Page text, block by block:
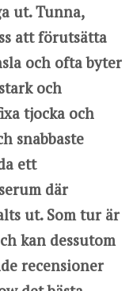
ut. Tunna,
att förutsätta
och ofta byter
och
tjocka och
snabbaste
ett
där
ut. Som tur är
kan dessutom
recensioner